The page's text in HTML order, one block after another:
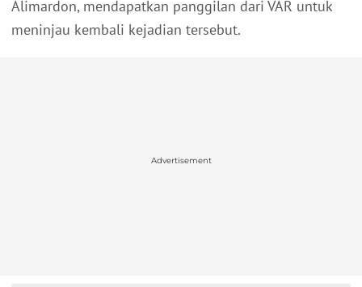
Alimardon, mendapatkan panggilan dari VAR untuk
meninjau kembali kejadian tersebut.
Advertisement